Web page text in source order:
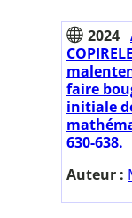
2024
faire
initiale
630-638.
Auteur :